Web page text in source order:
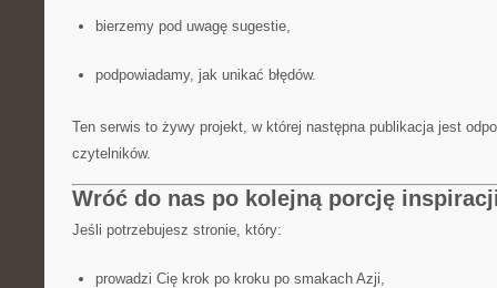
bierzemy pod uwagę sugestie,
podpowiadamy, jak unikać błędów.
Ten serwis to żywy projekt, w której następna publikacja jest
czytelników.
Wróć do nas po kolejną porcję
Jeśli potrzebujesz stronie, który:
prowadzi Cię krok po kroku po smakach Azji,